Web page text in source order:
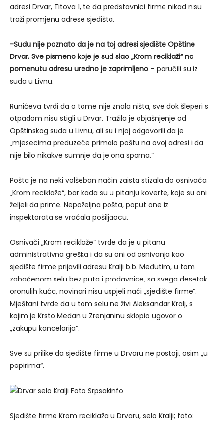
adresi Drvar, Titova 1, te da predstavnici firme nikad nisu
traži promjenu adrese sjedišta.
-Sudu nije poznato da je na toj adresi sjedište Opštine
Drvar. Sve pismeno koje je sud slao „Krom reciklaži“ na
pomenutu adresu uredno je zaprimljeno – poručili su iz
suda u Livnu.
Runićeva tvrdi da o tome nije znala ništa, sve dok šleperi s
otpadom nisu stigli u Drvar. Tražila je objašnjenje od
Opštinskog suda u Livnu, ali su i njoj odgovorili da je
„mjesecima preduzeće primalo poštu na ovoj adresi i da
nije bilo nikakve sumnje da je ona sporna.“
Pošta je na neki volšeban način zaista stizala do osnivača
„Krom reciklaže“, bar kada su u pitanju koverte, koje su oni
željeli da prime. Nepoželjna pošta, poput one iz
inspektorata se vraćala pošiljaocu.
Osnivači „Krom reciklaže“ tvrde da je u pitanu
administrativna greška i da su oni od osnivanja kao
sjedište firme prijavili adresu Kralji b.b. Međutim, u tom
zabačenom selu bez puta i prodavnice, sa svega desetak
oronulih kuća, novinari nisu uspjeli naći „sjedište firme“.
Mještani tvrde da u tom selu ne živi Aleksandar Kralj, s
kojim je Krsto Medan u Zrenjaninu sklopio ugovor o
„zakupu kancelarija“.
Sve su prilike da sjedište firme u Drvaru ne postoji, osim „u
papirima“.
Sjedište firme Krom reciklaža u Drvaru, selo Kralji; foto: